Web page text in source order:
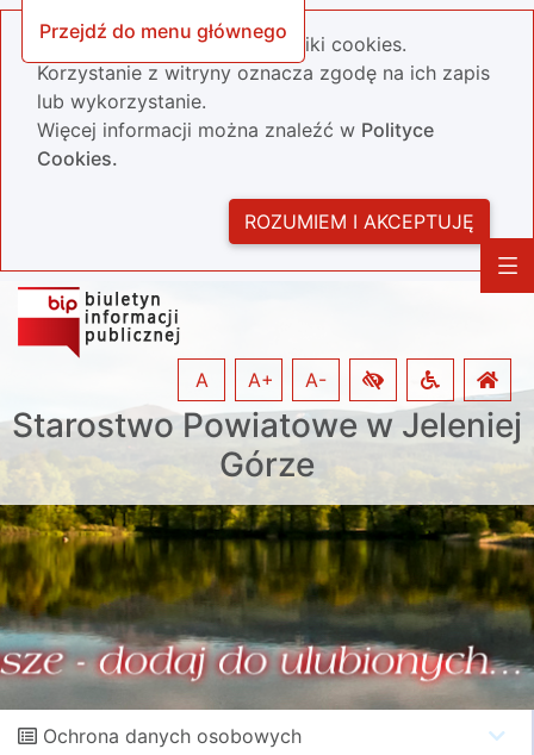
Przejdź do menu głównego
Nasza strona wykorzystuje pliki cookies.
Korzystanie z witryny oznacza zgodę na ich zapis
lub wykorzystanie.
Więcej informacji można znaleźć w Polityce
Cookies.
ROZUMIEM I AKCEPTUJĘ
Starostwo Powiatowe w Jeleniej
Górze
A A+ A-
Ochrona danych osobowych